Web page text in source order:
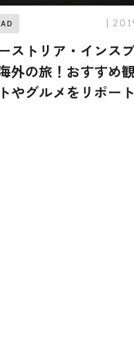
|
ーストリア・インス
外の旅！おすすめ
やグルメをリポート